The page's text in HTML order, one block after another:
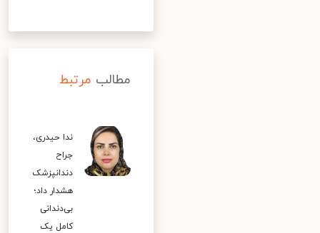
مطالب مرتبط
ندا حیدری،
جراح
دندانپزشک
هشدار داد؛
بی‌دندانی
کامل یک